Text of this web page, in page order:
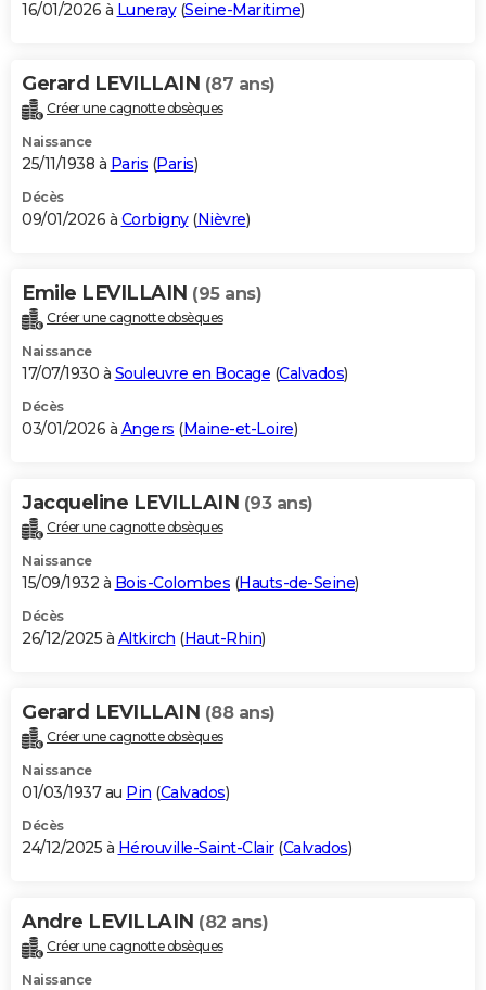
16/01/2026 à Luneray(Seine-Maritime)
Gerard LEVILLAIN (87 ans)
Créer une cagnotte obsèques
Naissance
25/11/1938 à Paris (Paris)
Décès
09/01/2026 à Corbigny(Nièvre)
Emile LEVILLAIN (95 ans)
Créer une cagnotte obsèques
Naissance
17/07/1930 à Souleuvre en Bocage (Calvados)
Décès
03/01/2026 à Angers (Maine-et-Loire)
Jacqueline LEVILLAIN (93 ans)
Créer une cagnotte obsèques
Naissance
15/09/1932 à Bois-Colombes (Hauts-de-Seine)
Décès
26/12/2025 à Altkirch (Haut-Rhin)
Gerard LEVILLAIN (88 ans)
Créer une cagnotte obsèques
Naissance
01/03/1937 au Pin (Calvados)
Décès
24/12/2025 à Hérouville-Saint-Clair(Calvados)
Andre LEVILLAIN (82 ans)
Créer une cagnotte obsèques
Naissance